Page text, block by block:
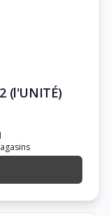
(l'UNITÉ)